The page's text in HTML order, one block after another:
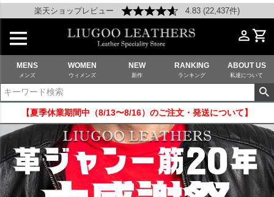
楽天ショップレビュー 4.83 (22,437件)
MENS
メンズ
WOMEN
ウィメンズ
NEW
新作
RANKING
ランキング
ABOUT US
私達について
【夏季休業期間中（8/13〜8/16）のご注文・発送について】